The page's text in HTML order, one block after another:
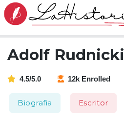
Adolf Rudnicki
4.5/5.0 12k Enrolled
Biografia Escritor